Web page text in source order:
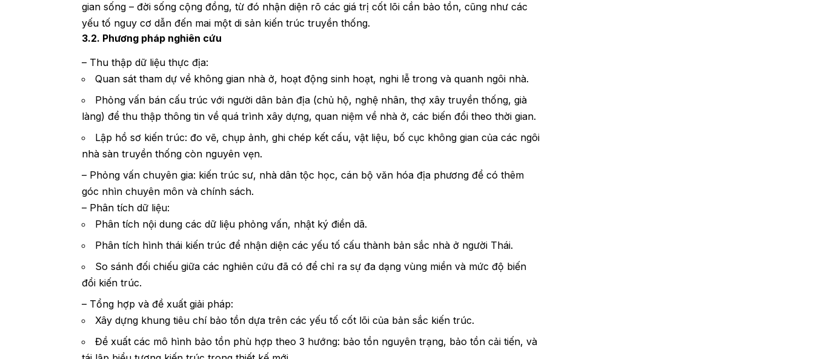
gian sống – đời sống cộng đồng, từ đó nhận diện rõ các giá trị cốt lõi cần bảo tồn, cũng như các
yếu tố nguy cơ dẫn đến mai một di sản kiến trúc truyền thống.
3.2. Phương pháp nghiên cứu
– Thu thập dữ liệu thực địa:
Quan sát tham dự về không gian nhà ở, hoạt động sinh hoạt, nghi lễ trong và quanh ngôi nhà.
Phỏng vấn bán cấu trúc với người dân bản địa (chủ hộ, nghệ nhân, thợ xây truyền thống, già
làng) để thu thập thông tin về quá trình xây dựng, quan niệm về nhà ở, các biến đổi theo thời gian.
Lập hồ sơ kiến trúc: đo vẽ, chụp ảnh, ghi chép kết cấu, vật liệu, bố cục không gian của các ngôi
nhà sàn truyền thống còn nguyên vẹn.
– Phỏng vấn chuyên gia: kiến trúc sư, nhà dân tộc học, cán bộ văn hóa địa phương để có thêm
góc nhìn chuyên môn và chính sách.
– Phân tích dữ liệu:
Phân tích nội dung các dữ liệu phỏng vấn, nhật ký điền dã.
Phân tích hình thái kiến trúc để nhận diện các yếu tố cấu thành bản sắc nhà ở người Thái.
So sánh đối chiếu giữa các nghiên cứu đã có để chỉ ra sự đa dạng vùng miền và mức độ biến
đổi kiến trúc.
– Tổng hợp và đề xuất giải pháp:
Xây dựng khung tiêu chí bảo tồn dựa trên các yếu tố cốt lõi của bản sắc kiến trúc.
Đề xuất các mô hình bảo tồn phù hợp theo 3 hướng: bảo tồn nguyên trạng, bảo tồn cải tiến, và